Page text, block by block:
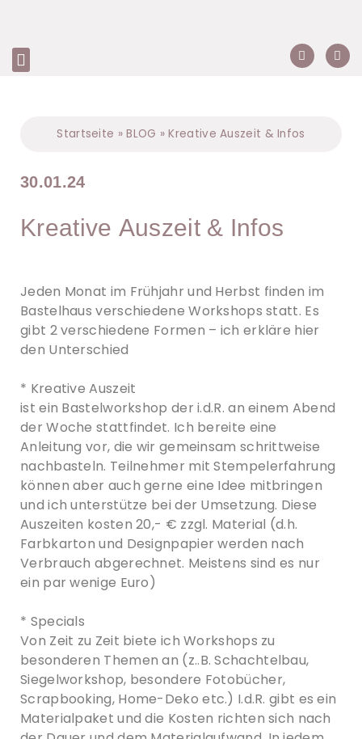
Startseite »BLOG »Kreative Auszeit & Infos
30.01.24
Kreative Auszeit & Infos
Jeden Monat im Frühjahr und Herbst finden im
Bastelhaus verschiedene Workshops statt. Es
gibt 2 verschiedene Formen – ich erkläre hier
den Unterschied
* Kreative Auszeit
ist ein Bastelworkshop der i.d.R. an einem Abend
der Woche stattfindet. Ich bereite eine
Anleitung vor, die wir gemeinsam schrittweise
nachbasteln. Teilnehmer mit Stempelerfahrung
können aber auch gerne eine Idee mitbringen
und ich unterstütze bei der Umsetzung. Diese
Auszeiten kosten 20,- € zzgl. Material (d.h.
Farbkarton und Designpapier werden nach
Verbrauch abgerechnet. Meistens sind es nur
ein par wenige Euro)
* Specials
Von Zeit zu Zeit biete ich Workshops zu
besonderen Themen an (z..B. Schachtelbau,
Siegelworkshop, besondere Fotobücher,
Scrapbooking, Home-Deko etc.) I.d.R. gibt es ein
Materialpaket und die Kosten richten sich nach